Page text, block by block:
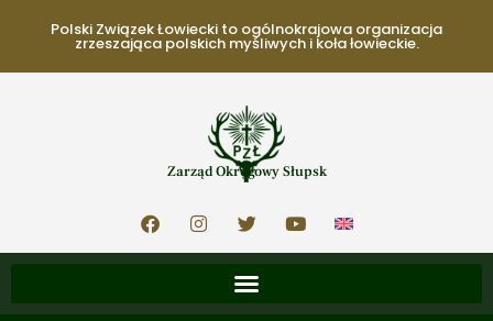
Polski Związek Łowiecki to ogólnokrajowa organizacja
zrzeszająca polskich myśliwych i koła łowieckie.
Zarząd Okręgowy Słupsk